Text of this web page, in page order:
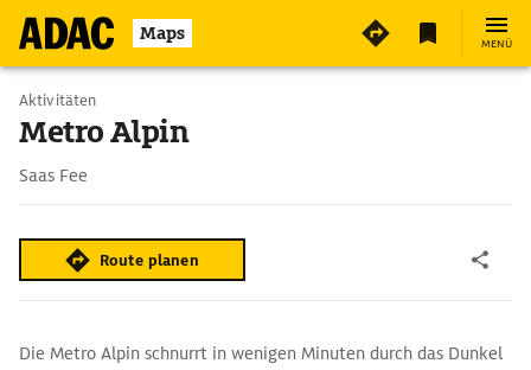
Maps MENÜ
Aktivitäten
Metro Alpin
Saas Fee
Route planen
Die Metro Alpin schnurrt in wenigen Minuten durch das Dunkel